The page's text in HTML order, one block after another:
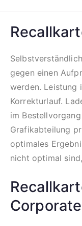
gegen einen
werden. Leistung
Korrekturlauf.
im
Grafikabteilung
optimales
nicht optimal